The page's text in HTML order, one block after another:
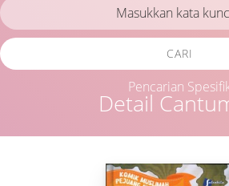
Detail
CARI
Pencarian